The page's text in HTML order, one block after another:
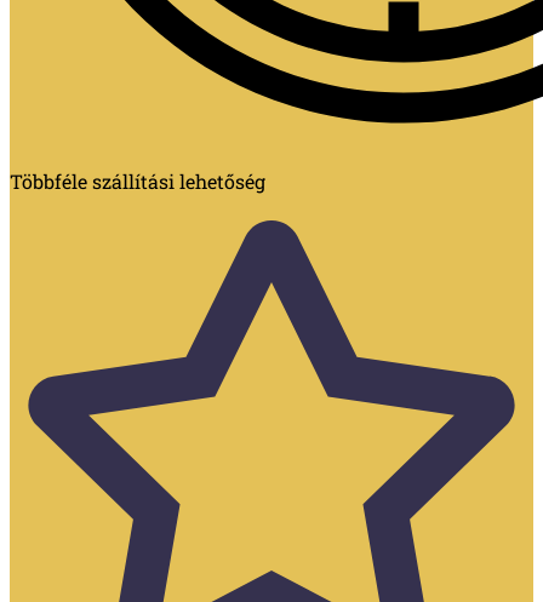
Többféle szállítási lehetőség